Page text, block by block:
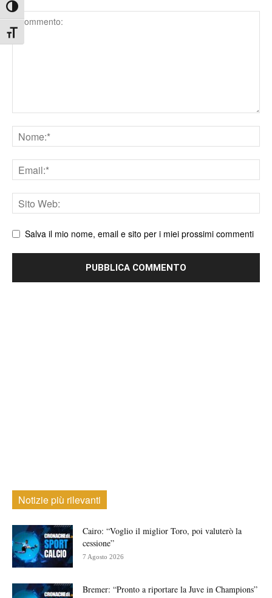
Attiva/disattiva alto contrasto
Attiva/disattiva dimensione testo
Comment
Nome
Email
Sito
web
Salva il mio nome, email e sito per i miei prossimi commenti
Notizie più rilevanti
Cairo: “Voglio il miglior Toro, poi valuterò la
cessione”
7 Agosto 2026
Bremer: “Pronto a riportare la Juve in Champions”